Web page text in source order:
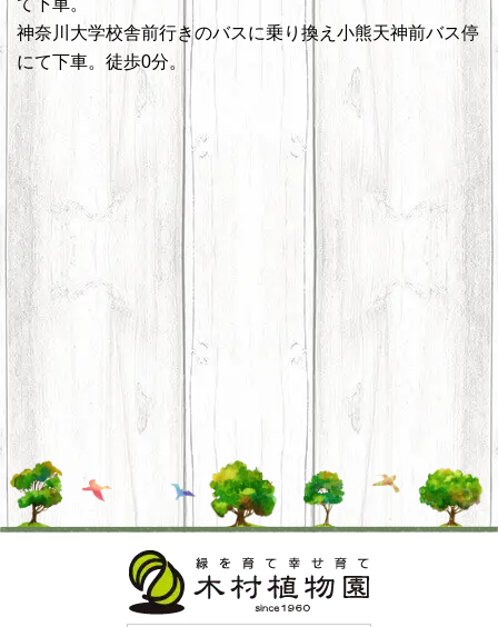
神奈川大学校舎前行きのバスに乗り換え小熊天神前バス停
にて下車。徒歩0分。